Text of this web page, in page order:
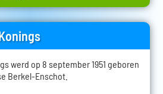
werd op 8 september 1951 geboren
Berkel-Enschot.